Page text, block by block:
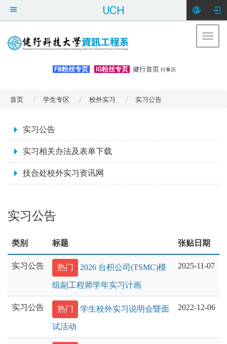
UCH
FB粉丝专页 IG粉丝专页 健行首页 行事历
首页 学生专区 校外实习 实习公告
实习公告
实习相关办法及表单下载
技合处校外实习资讯网
实习公告
类别 标题 张贴日期
实习公告 热门 2026 台积公司(TSMC)模
组副工程师学年实习计画
2025-11-07
实习公告 热门 学生校外实习说明会暨面
试活动
2022-12-06